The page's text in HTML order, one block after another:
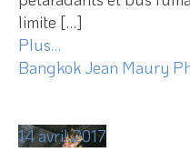
limite […]
Plus…
BangkokJean Maury
14 avril 2017